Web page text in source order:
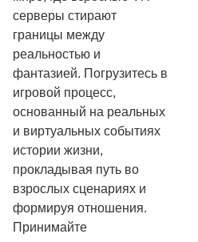
серверы стирают
границы между
реальностью и
фантазией. Погрузитесь в
игровой процесс,
основанный на реальных
и виртуальных событиях
истории жизни,
прокладывая путь во
взрослых сценариях и
формируя отношения.
Принимайте